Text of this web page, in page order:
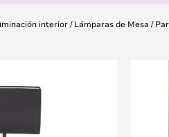
interior Lámparas de Mesa